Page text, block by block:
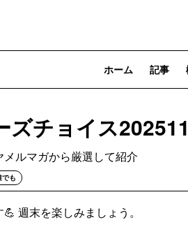
ホーム 記事
ズチョイス
ルマガから厳選して紹介
でも
週末を楽しみましょう。